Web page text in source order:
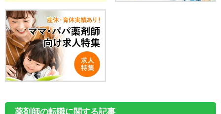
薬剤師の転職に関する記事